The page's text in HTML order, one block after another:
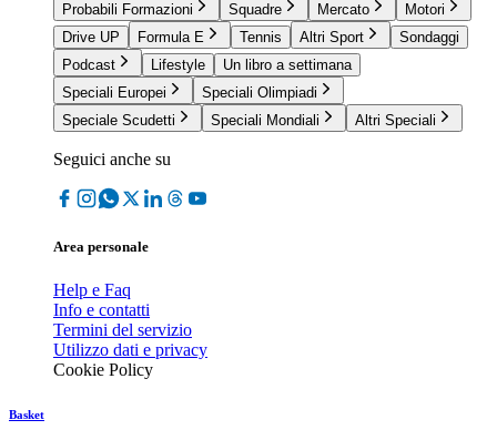
Probabili Formazioni
Squadre Mercato
Motori
Drive UP
Formula E Tennis Altri Sport
Sondaggi
Podcast
Lifestyle
Un libro a settimana
Speciali Europei
Speciali Olimpiadi
Speciale Scudetti
Speciali Mondiali Altri Speciali
Seguici anche su
Area personale
Help e Faq
Info e contatti
Termini del servizio
Utilizzo dati e privacy
Cookie Policy
Basket